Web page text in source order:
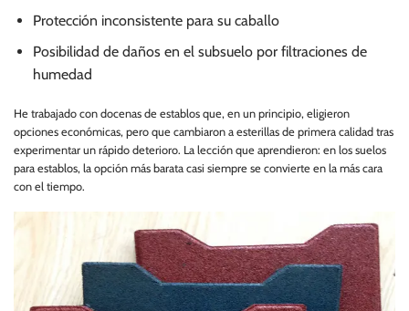
Protección inconsistente para su caballo
Posibilidad de daños en el subsuelo por filtraciones de
humedad
He trabajado con docenas de establos que, en un principio, eligieron
opciones económicas, pero que cambiaron a esterillas de primera calidad tras
experimentar un rápido deterioro. La lección que aprendieron: en los suelos
para establos, la opción más barata casi siempre se convierte en la más cara
con el tiempo.